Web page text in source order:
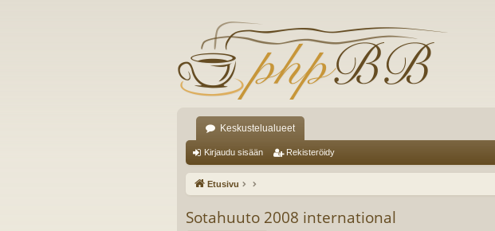
Keskustelualueet
Kirjaudu sisään Rekisteröidy
Etusivu
Sotahuuto 2008 international